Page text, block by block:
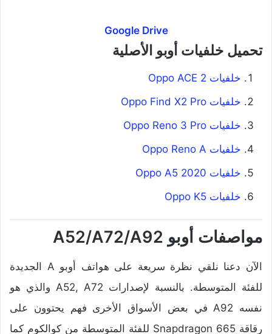
Google Drive
تحميل خلفيات أوبو الأصلية
خلفيات Oppo ACE 2
خلفيات Oppo Find X2 Pro
خلفيات Oppo Reno 3 Pro
خلفيات Oppo Reno A
خلفيات Oppo A5 2020
خلفيات Oppo K5
مواصفات أوبو A52/A72/A92
الآن دعنا نلقي نظرة سريعة على هواتف أوبو A الجديدة
للفئة المتوسطة. بالنسبة لإصدارات A52, A72 والذي هو
نفسه A92 في بعض الأسواق الأخرى فهم يحتوون على
رقاقة Snapdragon 665 للفئة المتوسطة من كوالكوم كما